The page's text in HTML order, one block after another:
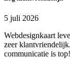
5 juli 2026
Webdesignkaart
zeer
communicatie is